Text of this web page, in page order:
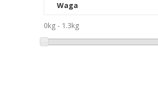
Waga
0kg - 1.3kg